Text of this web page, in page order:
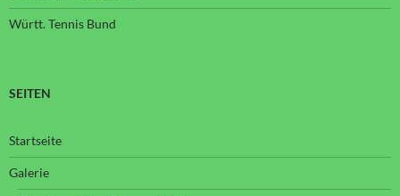
Württ. Tennis Bund
SEITEN
Startseite
Galerie